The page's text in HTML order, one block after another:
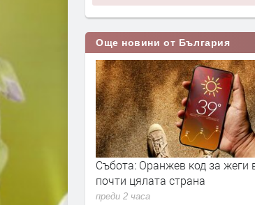
Още новини от България
по-чист
сигнали- В
Събота: Оранжев код за жеги
почти цялата страна
преди 2 часа